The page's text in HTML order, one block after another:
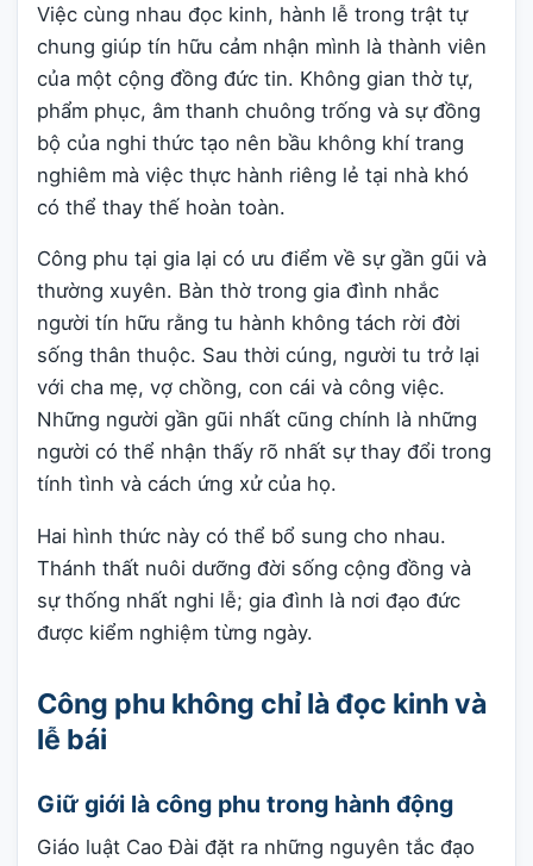
Việc cùng nhau đọc kinh, hành lễ trong trật tự
chung giúp tín hữu cảm nhận mình là thành viên
của một cộng đồng đức tin. Không gian thờ tự,
phẩm phục, âm thanh chuông trống và sự đồng
bộ của nghi thức tạo nên bầu không khí trang
nghiêm mà việc thực hành riêng lẻ tại nhà khó
có thể thay thế hoàn toàn.
Công phu tại gia lại có ưu điểm về sự gần gũi và
thường xuyên. Bàn thờ trong gia đình nhắc
người tín hữu rằng tu hành không tách rời đời
sống thân thuộc. Sau thời cúng, người tu trở lại
với cha mẹ, vợ chồng, con cái và công việc.
Những người gần gũi nhất cũng chính là những
người có thể nhận thấy rõ nhất sự thay đổi trong
tính tình và cách ứng xử của họ.
Hai hình thức này có thể bổ sung cho nhau.
Thánh thất nuôi dưỡng đời sống cộng đồng và
sự thống nhất nghi lễ; gia đình là nơi đạo đức
được kiểm nghiệm từng ngày.
Công phu không chỉ là đọc kinh và
lễ bái
Giữ giới là công phu trong hành động
Giáo luật Cao Đài đặt ra những nguyên tắc đạo